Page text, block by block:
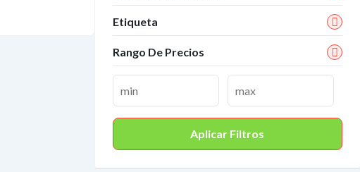
Etiqueta
Rango De Precios
Aplicar Filtros